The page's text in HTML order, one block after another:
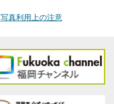
写真利用上の注意